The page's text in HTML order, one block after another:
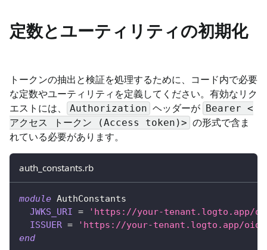
定数とユーティリティの初期化
トークンの抽出と検証を処理するために、コード内で必要
な定数やユーティリティを定義してください。有効なリク
エストには、
Authorization ヘッダーが
Bearer <
アクセス トークン (Access token)> の形式で含ま
れている必要があります。
auth_constants.rb
module AuthConstants
JWKS_URI =
'https://your-tenant.logto.app/
ISSUER =
'https://your-tenant.logto.app/
end